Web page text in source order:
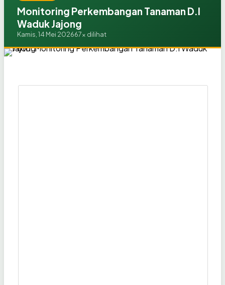
Monitoring Perkembangan Tanaman D.I
Waduk Jajong
Kamis, 14 Mei 202667x dilihat